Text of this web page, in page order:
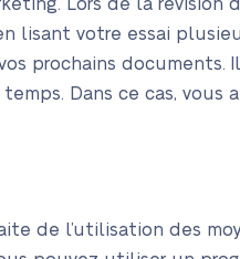
Lors de la
lisant votre essai
prochains documents.
Dans ce cas, vous
de l’utilisation des